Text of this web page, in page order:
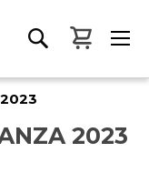
Mon
2023